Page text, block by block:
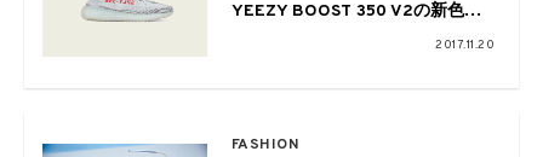
YEEZY BOOST 350 V2の新色が
2017.11.20
FASHION